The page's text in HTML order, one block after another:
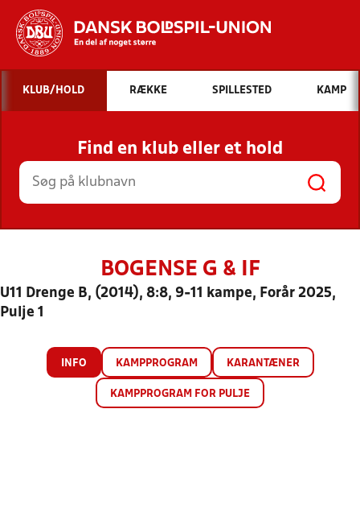
Hvad vil du søge efter?
INDHOLD OG NYHEDER
STILLINGER, RESULTATER, KLUBBER OG
HOLD
KLUB/HOLD RÆKKE SPILLESTED KAMP
Find en klub eller et hold
BOGENSE G & IF
U11 Drenge B, (2014), 8:8, 9-11 kampe, Forår 2025,
Pulje 1
INFO KAMPPROGRAM KARANTÆNER
KAMPPROGRAM FOR PULJE